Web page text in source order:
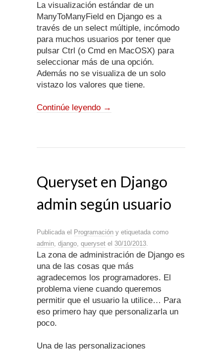
La visualización estándar de un
ManyToManyField en Django es a
través de un select múltiple, incómodo
para muchos usuarios por tener que
pulsar Ctrl (o Cmd en MacOSX) para
seleccionar más de una opción.
Además no se visualiza de un solo
vistazo los valores que tiene.
Continúe leyendo →
Queryset en Django
admin según usuario
Publicada el Programación y etiquetada como
admin django queryset el 30/10/2013
La zona de administración de Django es
una de las cosas que más
agradecemos los programadores. El
problema viene cuando queremos
permitir que el usuario la utilice… Para
eso primero hay que personalizarla un
poco.
Una de las personalizaciones